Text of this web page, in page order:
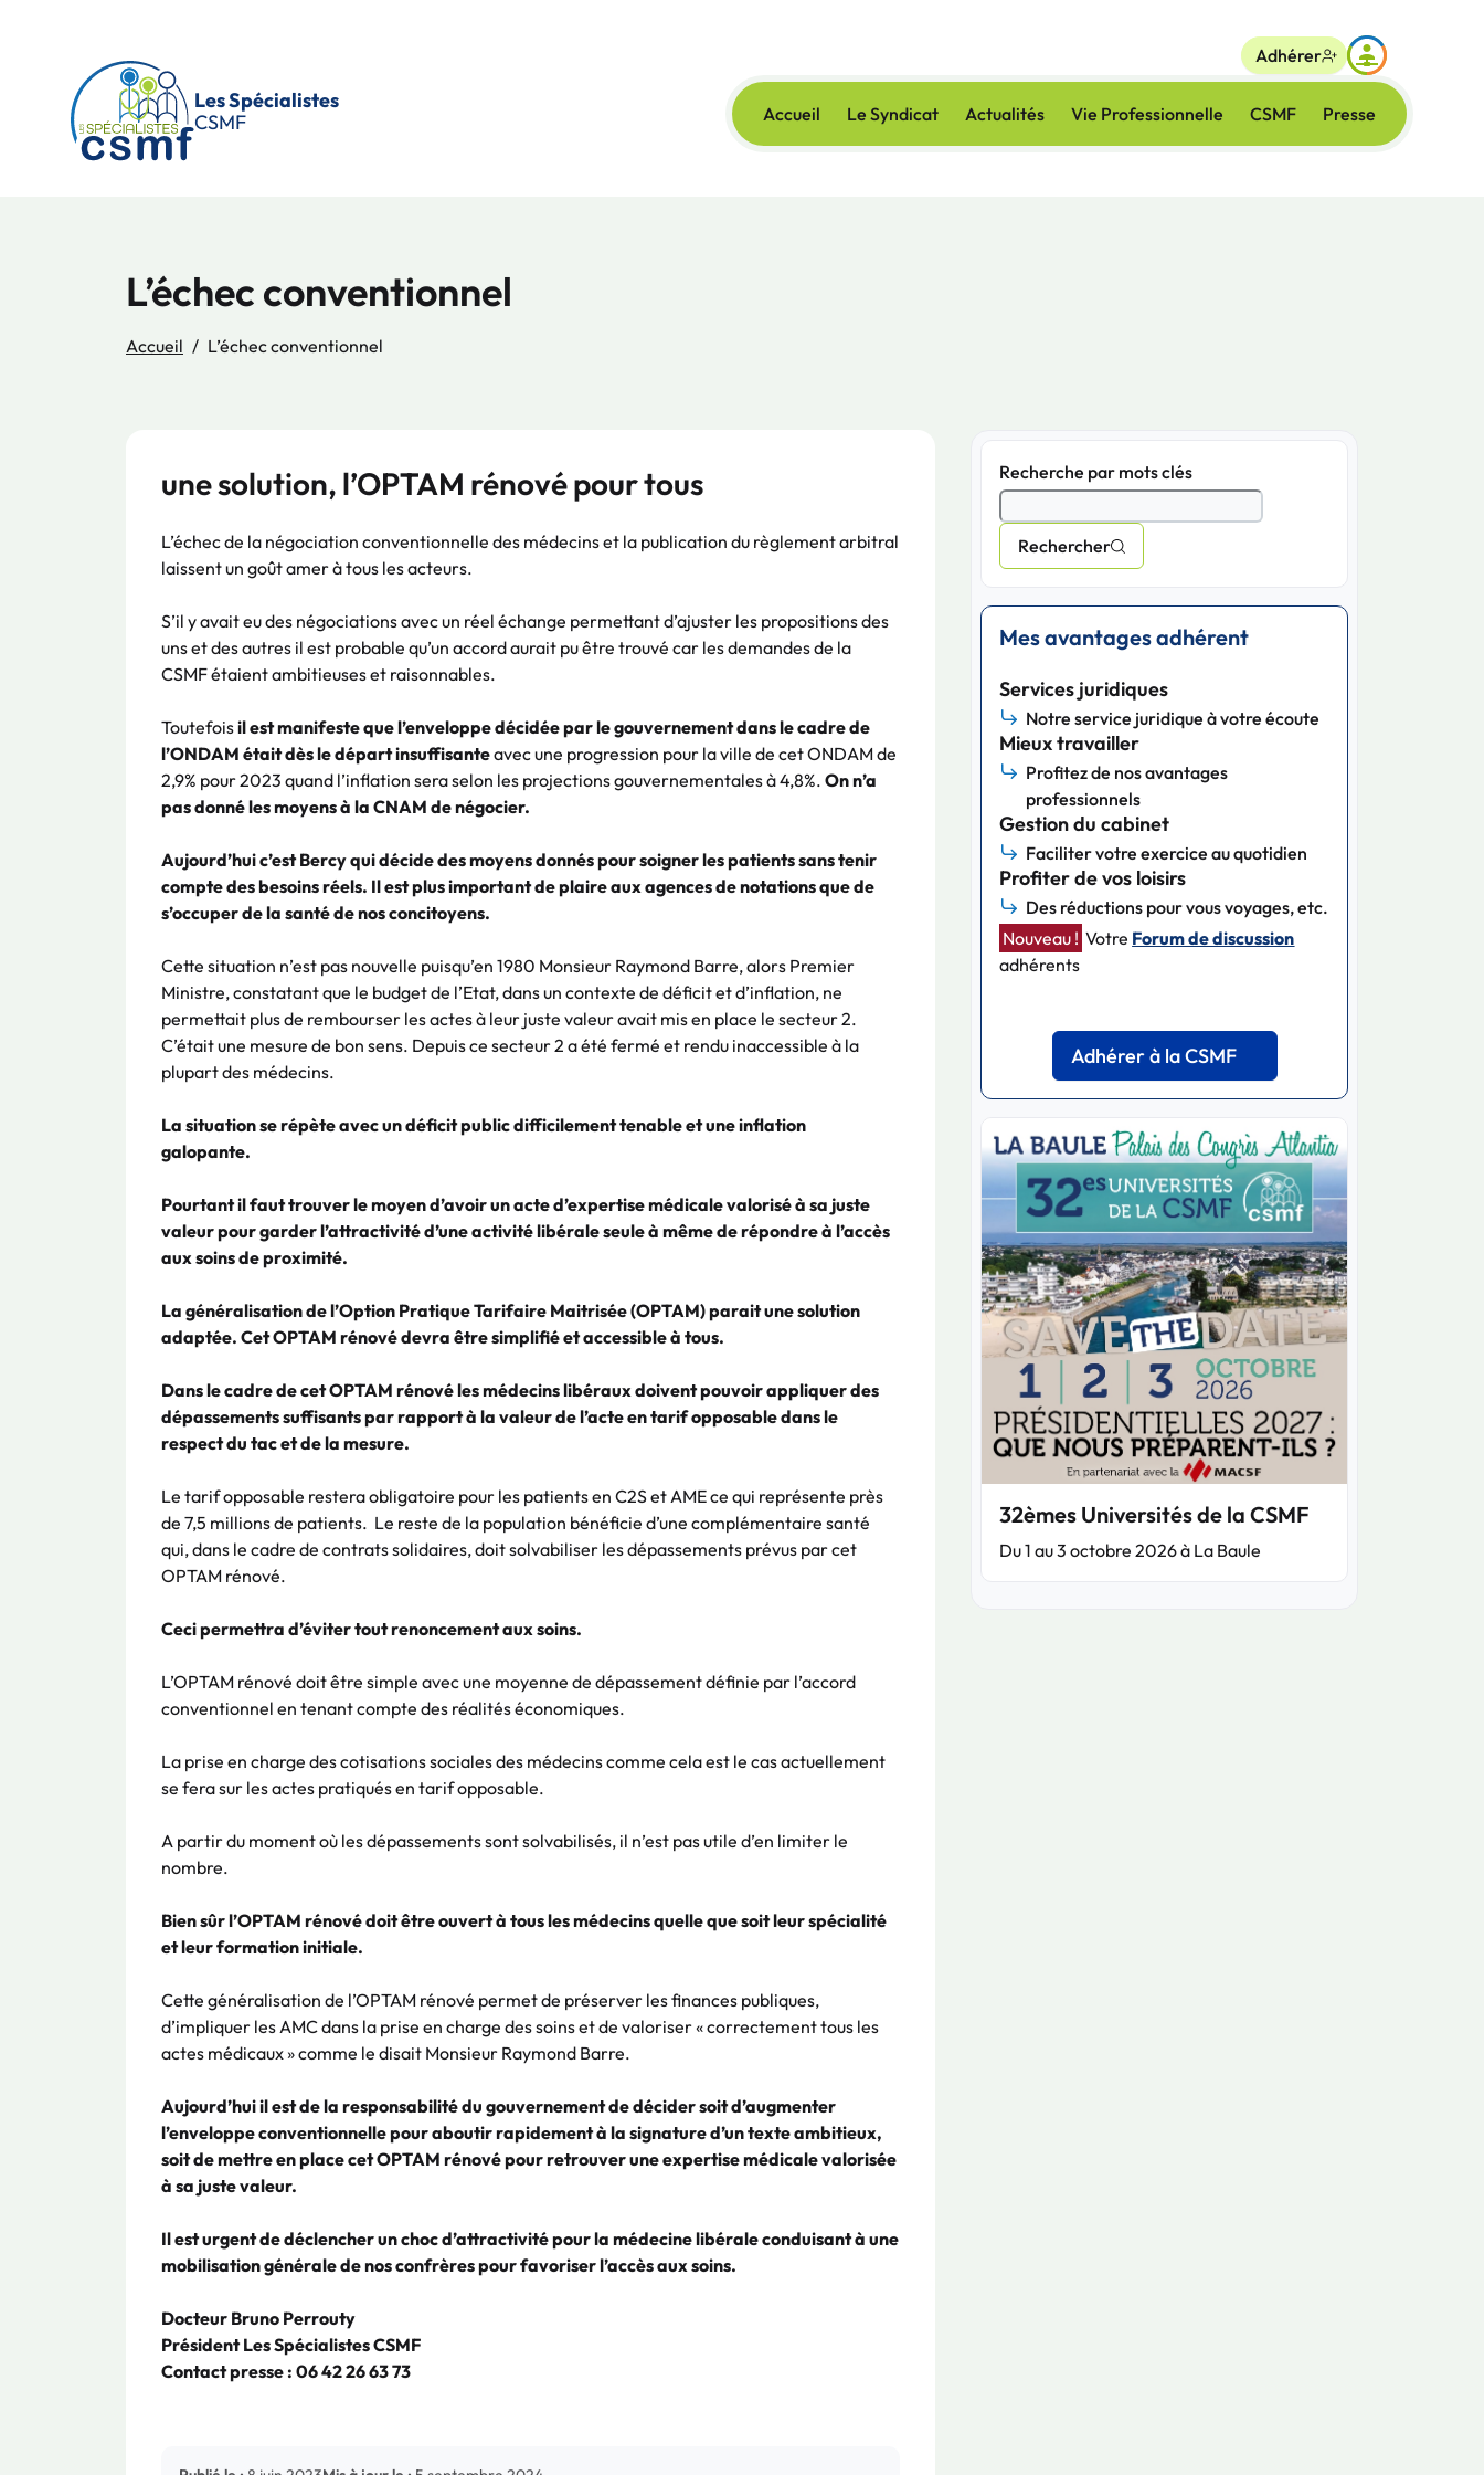
Les Spécialistes
CSMF
Accueil Le Syndicat Actualités Vie Professionnelle CSMF Presse
Adhérer
L’échec conventionnel
Accueil L’échec conventionnel
une solution, l’OPTAM rénové pour tous
L’échec de la négociation conventionnelle des médecins et la publication du règlement arbitral
laissent un goût amer à tous les acteurs.
S’il y avait eu des négociations avec un réel échange permettant d’ajuster les propositions des
uns et des autres il est probable qu’un accord aurait pu être trouvé car les demandes de la
CSMF étaient ambitieuses et raisonnables.
Toutefoisil est manifeste que l’enveloppe décidée par le gouvernement dans le cadre de
l’ONDAM était dès le départ insuffisanteavec une progression pour la ville de cet ONDAM de
2,9% pour 2023 quand l’inflation sera selon les projections gouvernementales à 4,8%. On n’a
pas donné les moyens à la CNAM de négocier.
Aujourd’hui c’est Bercy qui décide des moyens donnés pour soigner les patients sans tenir
compte des besoins réels. Il est plus important de plaire aux agences de notations que de
s’occuper de la santé de nos concitoyens.
Cette situation n’est pas nouvelle puisqu’en 1980 Monsieur Raymond Barre, alors Premier
Ministre, constatant que le budget de l’Etat, dans un contexte de déficit et d’inflation, ne
permettait plus de rembourser les actes à leur juste valeur avait mis en place le secteur 2.
C’était une mesure de bon sens. Depuis ce secteur 2 a été fermé et rendu inaccessible à la
plupart des médecins.
La situation se répète avec un déficit public difficilement tenable et une inflation
galopante.
Pourtant il faut trouver le moyen d’avoir un acte d’expertise médicale valorisé à sa juste
valeur pour garder l’attractivité d’une activité libérale seule à même de répondre à l’accès
aux soins de proximité.
La généralisation de l’Option Pratique Tarifaire Maitrisée (OPTAM) parait une solution
adaptée. Cet OPTAM rénové devra être simplifié et accessible à tous.
Dans le cadre de cet OPTAM rénové les médecins libéraux doivent pouvoir appliquer des
dépassements suffisants par rapport à la valeur de l’acte en tarif opposable dans le
respect du tac et de la mesure.
Le tarif opposable restera obligatoire pour les patients en C2S et AME ce qui représente près
de 7,5 millions de patients. Le reste de la population bénéficie d’une complémentaire santé
qui, dans le cadre de contrats solidaires, doit solvabiliser les dépassements prévus par cet
OPTAM rénové.
Ceci permettra d’éviter tout renoncement aux soins.
L’OPTAM rénové doit être simple avec une moyenne de dépassement définie par l’accord
conventionnel en tenant compte des réalités économiques.
La prise en charge des cotisations sociales des médecins comme cela est le cas actuellement
se fera sur les actes pratiqués en tarif opposable.
A partir du moment où les dépassements sont solvabilisés, il n’est pas utile d’en limiter le
nombre.
Bien sûr l’OPTAM rénové doit être ouvert à tous les médecins quelle que soit leur spécialité
et leur formation initiale.
Cette généralisation de l’OPTAM rénové permet de préserver les finances publiques,
d’impliquer les AMC dans la prise en charge des soins et de valoriser « correctement tous les
actes médicaux » comme le disait Monsieur Raymond Barre.
Aujourd’hui il est de la responsabilité du gouvernement de décider soit d’augmenter
l’enveloppe conventionnelle pour aboutir rapidement à la signature d’un texte ambitieux,
soit de mettre en place cet OPTAM rénové pour retrouver une expertise médicale valorisée
à sa juste valeur.
Il est urgent de déclencher un choc d’attractivité pour la médecine libérale conduisant à une
mobilisation générale de nos confrères pour favoriser l’accès aux soins.
Docteur Bruno Perrouty
Président Les Spécialistes CSMF
Contact presse : 06 42 26 63 73
Recherche par mots clés
Rechercher
Mes avantages adhérent
Services juridiques
Notre service juridique à votre écoute
Mieux travailler
Profitez de nos avantages
professionnels
Gestion du cabinet
Faciliter votre exercice au quotidien
Profiter de vos loisirs
Des réductions pour vous voyages, etc.
Nouveau ! Votre Forum de discussion
adhérents
Adhérer à la CSMF
32èmes Universités de la CSMF
Du 1 au 3 octobre 2026 à La Baule